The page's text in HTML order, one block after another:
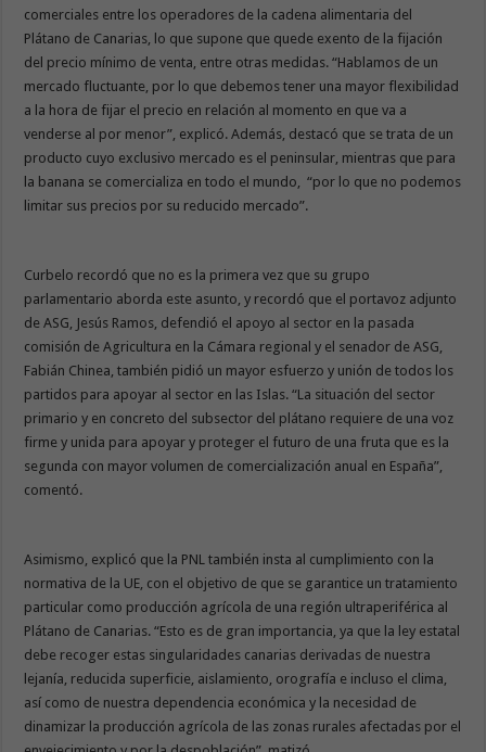
comerciales entre los operadores de la cadena alimentaria del
Plátano de Canarias, lo que supone que quede exento de la fijación
del precio mínimo de venta, entre otras medidas. “Hablamos de un
mercado fluctuante, por lo que debemos tener una mayor flexibilidad
a la hora de fijar el precio en relación al momento en que va a
venderse al por menor”, explicó. Además, destacó que se trata de un
producto cuyo exclusivo mercado es el peninsular, mientras que para
la banana se comercializa en todo el mundo, “por lo que no podemos
limitar sus precios por su reducido mercado”.
Curbelo recordó que no es la primera vez que su grupo
parlamentario aborda este asunto, y recordó que el portavoz adjunto
de ASG, Jesús Ramos, defendió el apoyo al sector en la pasada
comisión de Agricultura en la Cámara regional y el senador de ASG,
Fabián Chinea, también pidió un mayor esfuerzo y unión de todos los
partidos para apoyar al sector en las Islas. “La situación del sector
primario y en concreto del subsector del plátano requiere de una voz
firme y unida para apoyar y proteger el futuro de una fruta que es la
segunda con mayor volumen de comercialización anual en España”,
comentó.
Asimismo, explicó que la PNL también insta al cumplimiento con la
normativa de la UE, con el objetivo de que se garantice un tratamiento
particular como producción agrícola de una región ultraperiférica al
Plátano de Canarias. “Esto es de gran importancia, ya que la ley estatal
debe recoger estas singularidades canarias derivadas de nuestra
lejanía, reducida superficie, aislamiento, orografía e incluso el clima,
así como de nuestra dependencia económica y la necesidad de
dinamizar la producción agrícola de las zonas rurales afectadas por el